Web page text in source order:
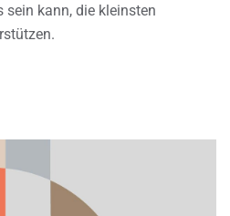
sein kann, die kleinsten